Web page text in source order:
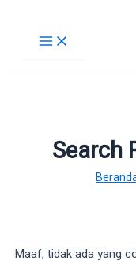
Main
Menu
Search
Maaf, tidak ada yang